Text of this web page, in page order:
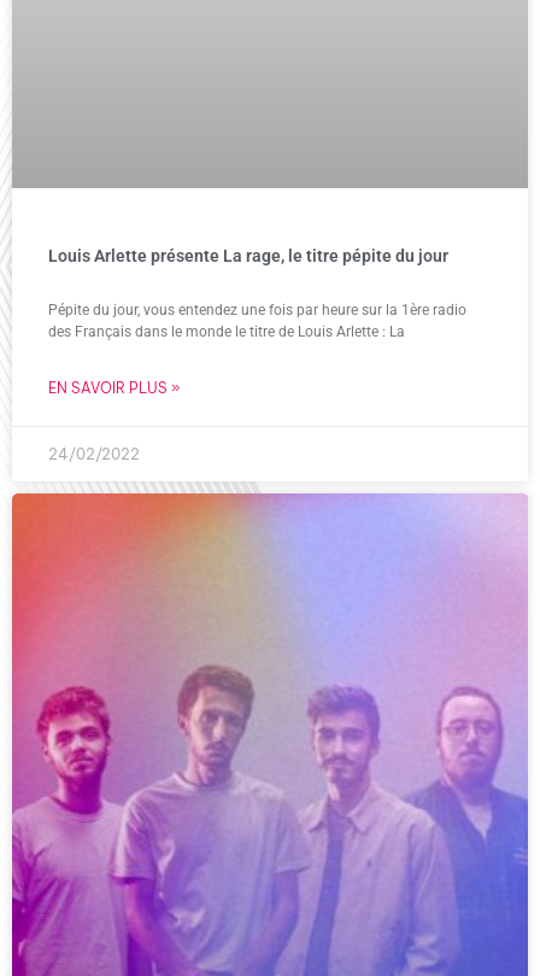
Louis Arlette présente La rage, le titre pépite du jour
Pépite du jour, vous entendez une fois par heure sur la 1ère radio
des Français dans le monde le titre de Louis Arlette : La
EN SAVOIR PLUS »
24/02/2022